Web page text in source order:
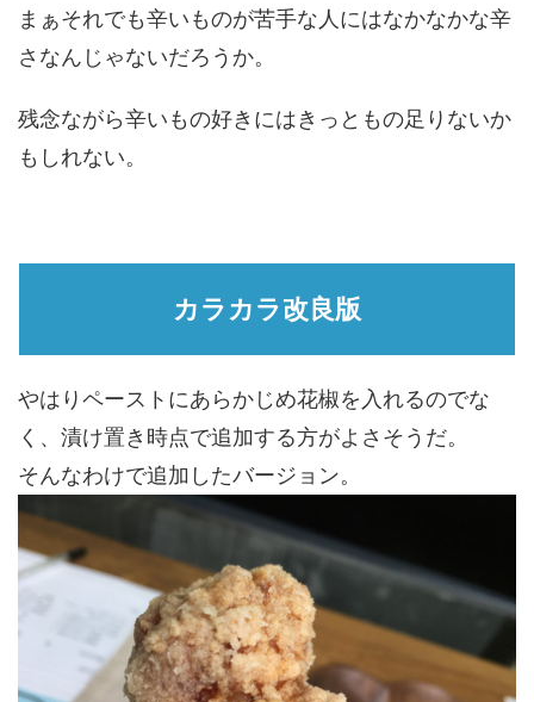
まぁそれでも辛いものが苦手な人にはなかなかな辛
さなんじゃないだろうか。
残念ながら辛いもの好きにはきっともの足りないか
もしれない。
カラカラ改良版
やはりペーストにあらかじめ花椒を入れるのでな
く、漬け置き時点で追加する方がよさそうだ。
そんなわけで追加したバージョン。